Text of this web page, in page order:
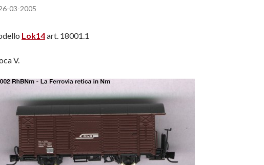
03-2005
Lok14art. 18001.1
V.